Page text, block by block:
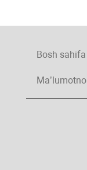
Bosh sahifa